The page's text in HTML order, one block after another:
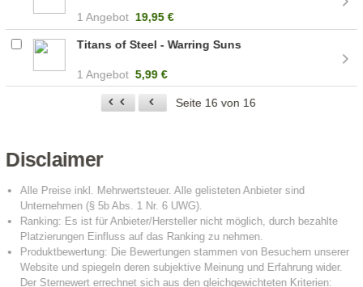
1 Angebot 19,95 €
Titans of Steel - Warring Suns
1 Angebot 5,99 €
Seite 16 von 16
Disclaimer